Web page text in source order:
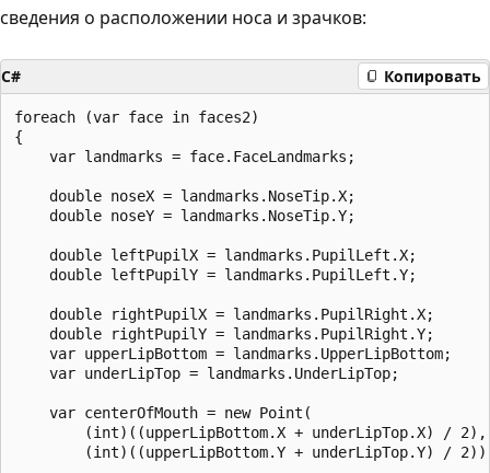
сведения о расположении носа и зрачков:
C# Копировать
foreach (var face in faces2)
{
    var landmarks = face.FaceLandmarks;
    double noseX = landmarks.NoseTip.X;
    double noseY = landmarks.NoseTip.Y;
    double leftPupilX = landmarks.PupilLeft.X;
    double leftPupilY = landmarks.PupilLeft.Y;
    double rightPupilX = landmarks.PupilRight.X;
    double rightPupilY = landmarks.PupilRight.Y;
    var upperLipBottom = landmarks.UpperLipBottom;
    var underLipTop = landmarks.UnderLipTop;
    var centerOfMouth = new Point(
        (int)((upperLipBottom.X + underLipTop.X) / 2),
(int)((upperLipBottom.Y + underLipTop.Y) /